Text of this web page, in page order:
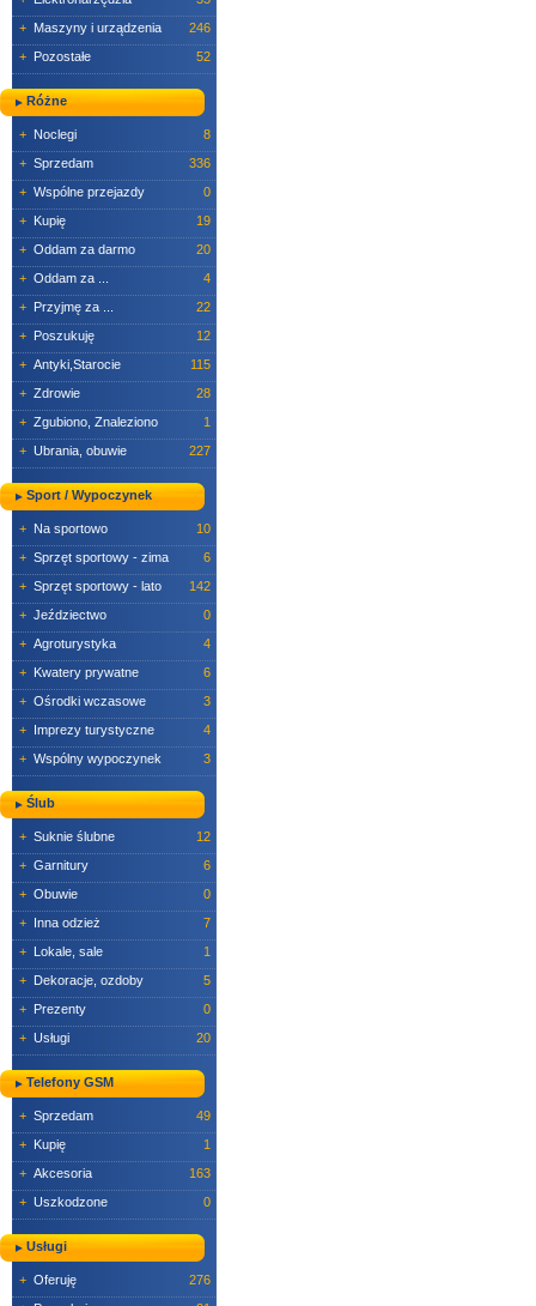
+ Maszyny i urządzenia
246
+ Pozostałe 52
Różne
+ Noclegi
8
+ Sprzedam
336
+ Wspólne przejazdy
0
+ Kupię
19
+ Oddam za darmo
20
+ Oddam za ...
4
+ Przyjmę za ...
22
+ Poszukuję
12
+ Antyki,Starocie
115
+ Zdrowie
28
+ Zgubiono, Znaleziono
1
+ Ubrania, obuwie 227
Sport / Wypoczynek
+ Na sportowo
10
+ Sprzęt sportowy - zima
6
+ Sprzęt sportowy - lato
142
+ Jeździectwo
0
+ Agroturystyka
4
+ Kwatery prywatne
6
+ Ośrodki wczasowe
3
+ Imprezy turystyczne
4
+ Wspólny wypoczynek 3
Ślub
+ Suknie ślubne
12
+ Garnitury
6
+ Obuwie
0
+ Inna odzież
7
+ Lokale, sale
1
+ Dekoracje, ozdoby
5
+ Prezenty
0
+ Usługi 20
Telefony GSM
+ Sprzedam
49
+ Kupię
1
+ Akcesoria
163
+ Uszkodzone 0
Usługi
+ Oferuję
276